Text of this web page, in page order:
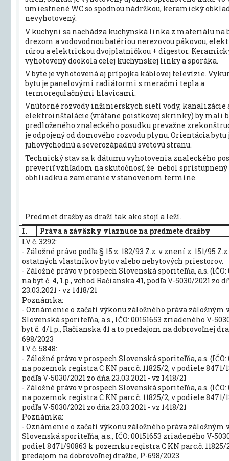
umiestnené WC so spodnou nádržkou, keramický
nevyhotovený.
V kuchyni sa nachádza kuchynská linka z materiálu na
drezom a vodovodnou batériou nerezovou pákovou,
rúrou a elektrickou dvojplatničkou + digestor.
vyhotovený dookola celej kuchynskej linky a sporáka.
V byte je vyhotovená aj prípojka káblovej televízie.
bytu je panelovými radiátormi s meračmi tepla a
termoregulačnými hlavicami.
Vnútorné rozvody inžinierskych sietí vody, kanalizácie
elektroinštalácie (vrátane poistkovej skrinky) by mali
predloženého znaleckého posudku prevažne
je odpojený od domového rozvodu plynu. Orientácia bytu
juhovýchodnú a severozápadnú svetovú stranu.
Technický stav sa k dátumu vyhotovenia znaleckého
preveriť vzhľadom na skutočnosť, že nebol sprístupnený
obhliadku a zameranie v stanovenom termíne.
Predmet dražby as draží tak ako stojí a leží.
I.
Práva a záväzky viaznuce na predmete dražby
LV č. 3292:
- Záložné právo podľa § 15 z. 182/93 Z.z. v znení z. 151/95
ostatných vlastníkov bytov alebo nebytových priestorov.
- Záložné právo v prospech Slovenská sporiteľňa, a.s. (IČO:
na byt č. 4, 1.p., vchod Račianska 41, podľa V-5030/2021 zo
23.03.2021 - vz 1418/21
Poznámka:
- Oznámenie o začatí výkonu záložného práva
Slovenská sporiteľňa, a.s., IČO: 00151653 zriadeného V-
byt č. 4/1.p., Račianska 41 a to predajom na dobrovoľnej
698/2023
LV č. 5848:
- Záložné právo v prospech Slovenská sporiteľňa, a.s. (IČO:
na pozemok registra C KN parc.č. 11825/2, v podiele 8471/
podľa V-5030/2021 zo dňa 23.03.2021 - vz 1418/21
- Záložné právo v prospech Slovenská sporiteľňa, a.s. (IČO:
na pozemok registra C KN parc.č. 11825/2, v podiele 8471/
podľa V-5030/2021 zo dňa 23.03.2021 - vz 1418/21
Poznámka:
- Oznámenie o začatí výkonu záložného práva
Slovenská sporiteľňa, a.s., IČO: 00151653 zriadeného V-
podiel 8471/90863 k pozemku registra C KN parc.č. 11825/
predajom na dobrovoľnej dražbe, P-698/2023